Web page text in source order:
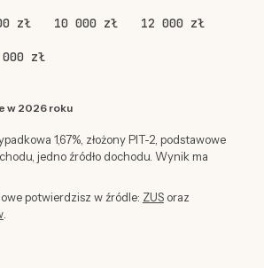
zł 10 000 zł 12 000 zł
zł
w 2026 roku
1,67%, złożony PIT-2, podstawowe
jedno źródło dochodu. Wynik ma
potwierdzisz w źródle: ZUSoraz
.